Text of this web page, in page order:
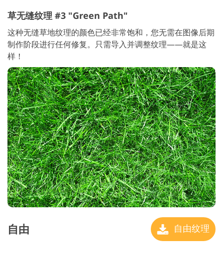
草无缝纹理 #3 "Green Path"
这种无缝草地纹理的颜色已经非常饱和，您无需在图像后期
制作阶段进行任何修复。只需导入并调整纹理——就是这
样！
自由 自由纹理